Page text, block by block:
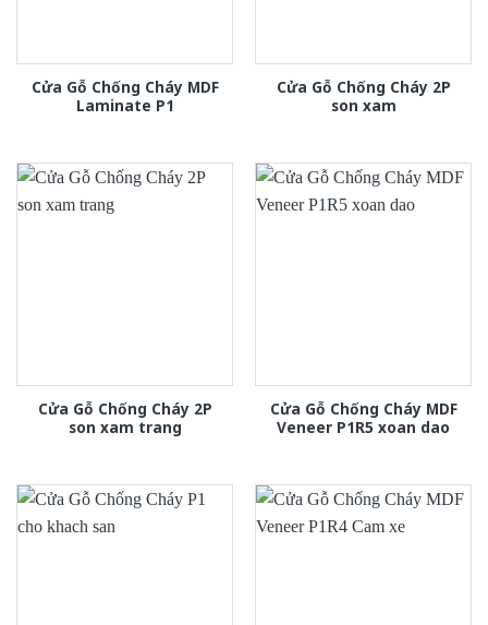
Cửa Gỗ Chống Cháy MDF
Laminate P1
Cửa Gỗ Chống Cháy 2P
son xam
Cửa Gỗ Chống Cháy 2P
son xam trang
Cửa Gỗ Chống Cháy MDF
Veneer P1R5 xoan dao